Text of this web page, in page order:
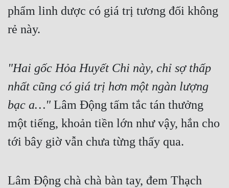
Hệ Thống
Học Đường
Khoa Huyễn Không Gian
Kiếm Hiệp
Kỳ Huyễn
Linh Dị
phẩm linh dược có giá trị tương đối không
rẻ này.
"Hai gốc Hỏa Huyết Chi này, chỉ sợ thấp
nhất cũng có giá trị hơn một ngàn lượng
bạc a…" Lâm Động tấm tắc tán thưởng
một tiếng, khoản tiền lớn như vậy, hắn cho
tới bây giờ vẫn chưa từng thấy qua.
Lâm Động chà chà bàn tay, đem Thạch